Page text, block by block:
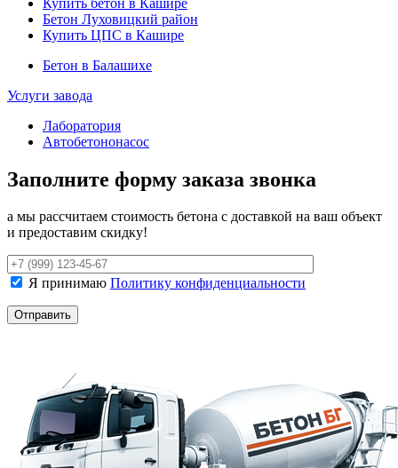
Бетон Луховицкий район
Купить ЦПС в Кашире
Бетон в Балашихе
Услуги завода
Лаборатория
Автобетононасос
Заполните форму заказа звонка
а мы рассчитаем стоимость бетона с доставкой на ваш объект
и предоставим скидку!
Я принимаю Политику конфиденциальности